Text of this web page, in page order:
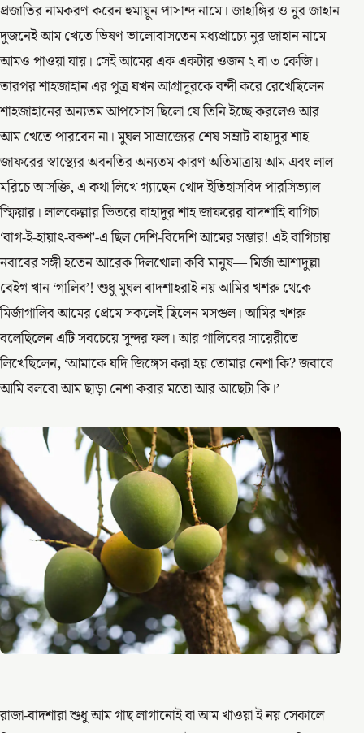
প্রজাতির নামকরণ করেন হুমায়ুন পাসান্দ নামে। জাহাঙ্গির ও নুর জাহান
দুজনেই আম খেতে ভিষণ ভালোবাসতেন মধ্যপ্রাচ্যে নুর জাহান নামে
আমও পাওয়া যায়। সেই আমের এক একটার ওজন ২ বা ৩ কেজি।
তারপর শাহজাহান এর পুত্র যখন আগ্রাদুরকে বন্দী করে রেখেছিলেন
শাহজাহানের অন্যতম আপসোস ছিলো যে তিনি ইচ্ছে করলেও আর
আম খেতে পারবেন না। মুঘল সাম্রাজ্যের শেষ সম্রাট বাহাদুর শাহ
জাফরের স্বাস্থ্যের অবনতির অন্যতম কারণ অতিমাত্রায় আম এবং লাল
মরিচে আসক্তি, এ কথা লিখে গ্যাছেন খোদ ইতিহাসবিদ পারসিভ্যাল
স্ফিয়ার। লালকেল্লার ভিতরে বাহাদুর শাহ জাফরের বাদশাহি বাগিচা
‘বাগ-ই-হায়াৎ-বক্শ’-এ ছিল দেশি-বিদেশি আমের সম্ভার! এই বাগিচায়
নবাবের সঙ্গী হতেন আরেক দিলখোলা কবি মানুষ— মির্জা আশাদুল্লা
বেইগ খান ‘গালিব’! শুধু মুঘল বাদশাহরাই নয় আমির খশরু থেকে
মির্জাগালিব আমের প্রেমে সকলেই ছিলেন মসগুল। আমির খশরু
বলেছিলেন এটি সবচেয়ে সুন্দর ফল। আর গালিবের সায়েরীতে
লিখেছিলেন, ‘আমাকে যদি জিঙ্গেস করা হয় তোমার নেশা কি? জবাবে
আমি বলবো আম ছাড়া নেশা করার মতো আর আছেটা কি।’
রাজা-বাদশারা শুধু আম গাছ লাগানোই বা আম খাওয়া ই নয় সেকালে